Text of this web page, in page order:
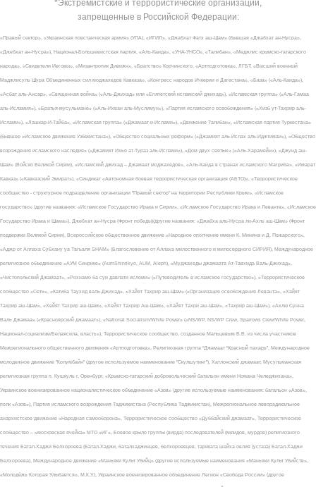
*Экстремистские и террористические организации,
запрещенные в Российской Федерации:
«Правый сектор», «Украинская повстанческая армия» (УПА), «ИГИЛ», «Джабхат Фатх аш-Шам» (бывшая «Джабхат ан-Нусра»,
«Джебхат ан-Нусра»), Национал-Большевистская партия, «Аль-Каида», «УНА-УНСО», «Талибан», «Меджлис крымско-татарского
народа», «Свидетели Иеговы», «Мизантропик Дивижн», «Братство» Корчинского, «Артподготовка», ЛГБТ, «Высший военный
Маджлисуль Шура Объединенных сил моджахедов Кавказа», «Конгресс народов Ичкерии и Дагестана», «База» («Аль-Каида»),
«Асбат аль-Ансар», «Священная война» («Аль-Джихад» или «Египетский исламский джихад»), «Исламская группа» («Аль-Гамаа
аль-Исламия»), «Братья-мусульмане» («Аль-Ихван аль-Муслимун»), «Партия исламского освобождения» («Хизб ут-Тахрир аль-
Ислами»), «Лашкар-И-Тайба», «Исламская группа» («Джамаат-и-Ислами»), «Движение Талибан», «Исламская партия Туркестана»
(бывшее «Исламское движение Узбекистана»), «Общество социальных реформ» («Джамият аль-Ислах аль-Иджтимаи»), «Общество
возрождения исламского наследия» («Джамият Ихья ат-Тураз аль-Ислами»), «Дом двух святых» («Аль-Харамейн»), «Джунд аш-
Шам» (Войско Великой Сирии), «Исламский джихад – Джамаат моджахедов», «Аль-Каида в странах исламского Магриба», «Имарат
Кавказ» («Кавказский Эмират»), «Синдикат «Автономная боевая террористическая организация (АБТО)», «Террористическое
сообщество - структурное подразделение организации "Правый сектор" на территории Республики Крым», «Исламское
государство» (другие названия: «Исламское Государство Ирака и Сирии», «Исламское Государство Ирака и Леванта», «Исламское
Государство Ирака и Шама»), Джебхат ан-Нусра (Фронт победы)(другие названия: «Джабха аль-Нусра ли-Ахль аш-Шам» (Фронт
поддержки Великой Сирии), Всероссийское общественное движение «Народное ополчение имени К. Минина и Д. Пожарского»,
«Аджр от Аллаха Субхану уа Тагьаля SHAM» (Благословение от Аллаха милоственного и милосердного СИРИЯ), Международное
религиозное объединение «АУМ Синрике» (AumShinrikyo, AUM, Aleph), «Муджахеды джамаата Ат-Тавхида Валь-Джихад»,
«Чистопольский Джамаат», «Рохнамо ба суи давлати исломи» («Путеводитель в исламское государство»), «Террористическое
сообщество «Сеть», «Катиба Таухид валь-Джихад», «Хайят Тахрир аш-Шам» («Организация освобождения Леванта», «Хайят
Тахрир аш-Шам», «Хейят Тахрир аш-Шам», «Хейят Тахрир Аш-Шам», «Хайят Тахри аш-Шам», «Тахрир аш-Шам»), «Ахлю Сунна
Валь Джамаа» («Красноярский джамаат»), «National Socialism/White Power» («NS/WP, NS/WP Crew, Sparrows Crew/White Power,
Национал-социализм/Белаясила, власть»), Террористическое сообщество, созданное Мальцевым В.В. из числа участников
Межрегионального общественного движения «Артподготовка», Религиозная группа “Джамаат “Красный пахарь”, Международное
молодежное движение "Колумбайн" (другое используемое наименование "Скулшутинг"), Хатлонский джамаат, Мусульманская
религиозная группа п. Кушкуль г. Оренбург, «Крымско-татарский добровольческий батальон имени Номана Челеджихана»,
Украинское военизированное националистическое объединение «Азов» (другие используемые наименования: батальон «Азов»,
полк «Азов»), Партия исламского возрождения Таджикистана (Республика Таджикистан), Межрегиональное леворадикальное
анархистское движение «Народная самооборона», Террористическое сообщество «Дуббайский джамаат», Террористическое
сообщество – «московская ячейка» МТО «ИГ», Боевое крыло группы (вирда) последователей (мюидов, мурдов) религиозного
течения Батал-Хаджи Белхороева (Батал-Хаджи, баталхаджинцев, белхороевцев, тариката шейха овлия (устаза) Батал-Хаджи
Белхороева), Международное движение «Маньяки Культ Убийц» (другие используемые наименования «Маньяки Культ Убийств»,
«Молодёжь Которая Улыбается», М.К.У.), Украинское военизированное объединение Легион «Свобода России» (другое